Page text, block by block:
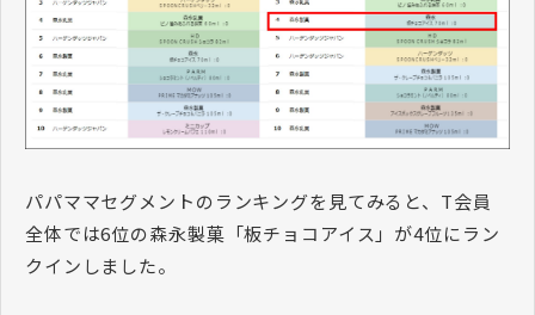
パパママセグメントのランキングを見てみると、T会員
全体では6位の森永製菓「板チョコアイス」が4位にラン
クインしました。